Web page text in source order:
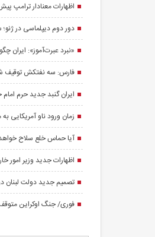
اظهارات معنادار ترامپ
دور دوم دیپلماسی در
«نبرد عبرت‌آموز»: ایران
فارس: سه نفتکش توقیف
ایران گنبد جدید حرم
زمان ورود ناو
آیا حماس خلع سلاح
اظهارات جدید وزیر امور
تصمیم جدید دولت لبنان
فوری/ جنگ اوکراین